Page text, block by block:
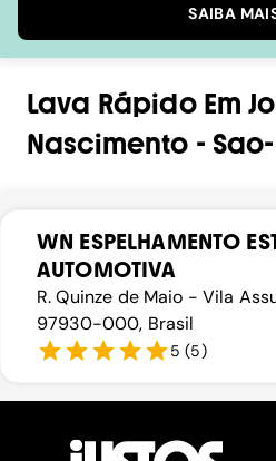
SAIBA
Lava RápidoEm
Nascimento -
WN ESPELHAMENTO
AUTOMOTIVA
R. Quinze de Maio - Vila
97930-000, Brasil
5 (5)